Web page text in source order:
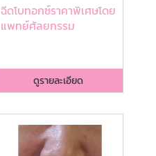
ฉีดโบทอกซ์ราคาพิเศษโดย
แพทย์ศัลยกรรม
ดูรายละเอียด